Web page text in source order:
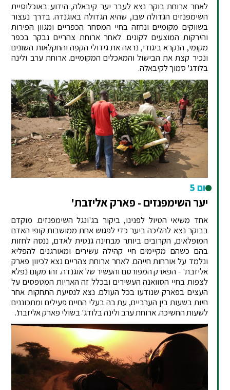
לאחר ארוחת בוקר נצא לעבר יער קיבאלה, הידוע באוכלוסיית
השימפנזים הגדולה שבו, שהיא הגדולה באוגנדה. בדרך נעצור
בשווקים מקומיים ונחזה בחיי המסחר הכפריים ומגוון הפירות
והירקות המוצעים לקונים. לאחר ארוחת צהריים נבקר בכפר
מקומי, הנקרא ביגודי, נראה את גידולי הקפה והחקלאות השונים
ונכיר קצת את הבישול והמאכלים המקומיים. ארוחת ערב ולינה
בלודג' סמוך לקיבאלה.
יום 5
יער השימפנזים - פארק אליזבת'
אחד משיאי הטיול לפנינו, ביקור בג'ונגל השימפנזים. מוקדם
בבוקר נצא להליכה ביער כדי לפגוש אחת ממושבות קופי האדם
המופלאים, הקרובים ביותר מבחינה גנטית לאדם, ננסה לחזות
בהם כשהם מקיימים חיי קהילה עשירים ומאורגנים להפליא
ונלמד על אורחות חייהם. לאחר ארוחת צהריים נצא לכיוון פארק
אליזבת' - הפארק המפורסם והעשיר של אוגנדה. זהו מקום נפלא
לצפות בחיי הסוואנה העשירים ובכלל זה האריות המטפסים על
העצים בפארק שנודעו בכל העולם. נצא לנסיעת התחקות אחר
חיות בשעות בין הערביים, עת בה בעלי החיים פעילים ומתכוננים
לשעות החשיכה. ארוחת ערב ולינה בלודג' בשולי פארק אליזבת'.